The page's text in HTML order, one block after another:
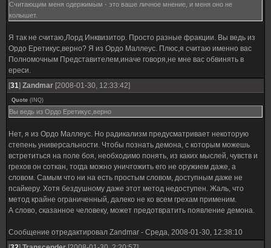
Считающим меня одержимым - это ваше личное мнение, и меня оно не
колышет.
Я так не считаю,Лорд Инквизитор. Просто разные фракции. Вы ведь из
Ордо Еретикус,верно? Я из Ордо Маллеус. Плюс,я считаю именно вас
Полномочным Представителем,иначе говоря,не мне вас обвинять в
ереси.
[31] Zandmar [2008-01-30, 12:33:42]
Quote ( INQ)
Вы ведь из Ордо Еретикус,верно
Нет, я из Ордо Маллеус. Но радикализм предусматривает некоторую
степень универсальности. Чтобы познать демона, с которым можешь
встретиться на поле боя, необходимо понять, из каких мыслей, чувств и
грехов он соткан, тогда можно уничтожить его не оружием даже, а
словом. Самым что ни на есть простым словом, доступным даже не
псайкеру. Хотя бездушному даже этот метод недоступен. Жаль, что
метод крайне ограниченный, далеко не ко всем грехам применим.
А слово, сказанное человеку, может предотвратить появление демона.
Сообщение отредактировал Zandmar - Среда, 2008-01-30, 12:38:10